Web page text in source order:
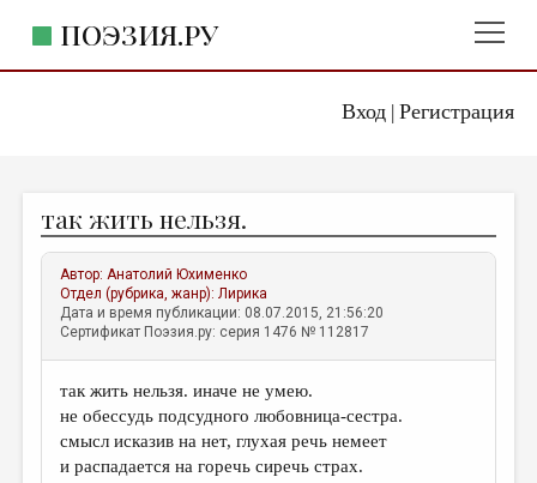
Вход| Регистрация
ПОЭЗИЯ.РУ
ЖАНРЫ
АВТОРЫ
КОММЕНТАРИИ
ЛИТСАЛОН
НОВОСТИ
ПРАВИЛА САЙТА
так жить нельзя.
Автор:Анатолий Юхименко
Отдел (рубрика, жанр):Лирика
Дата и время публикации: 08.07.2015, 21:56:20
Сертификат Поэзия.ру: серия 1476 № 112817
так жить нельзя. иначе не умею.
не обессудь подсудного любовница-сестра.
смысл исказив на нет, глухая речь немеет
и распадается на горечь сиречь страх.